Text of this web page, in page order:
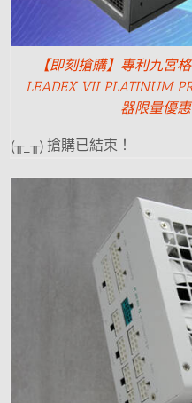
【即刻搶購】專利九宮
LEADEX VII PLATINUM
器限量優
(╥_╥) 搶購已結束！